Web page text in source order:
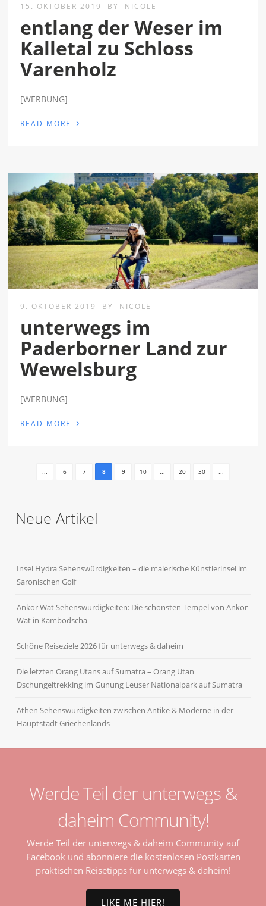
15. OKTOBER 2019 BY NICOLE
entlang der Weser im
Kalletal zu Schloss
Varenholz
[WERBUNG]
READ MORE ›
9. OKTOBER 2019 BY NICOLE
unterwegs im
Paderborner Land zur
Wewelsburg
[WERBUNG]
READ MORE ›
... 6 7 8 9 10 ... 20 30 ...
Neue Artikel
Insel Hydra Sehenswürdigkeiten – die malerische Künstlerinsel im
Saronischen Golf
Ankor Wat Sehenswürdigkeiten: Die schönsten Tempel von Ankor
Wat in Kambodscha
Schöne Reiseziele 2026 für unterwegs & daheim
Die letzten Orang Utans auf Sumatra – Orang Utan
Dschungeltrekking im Gunung Leuser Nationalpark auf Sumatra
Athen Sehenswürdigkeiten zwischen Antike & Moderne in der
Hauptstadt Griechenlands
Werde Teil der unterwegs &
daheim Community!
Werde Teil der unterwegs & daheim Community auf
Facebook und abonniere die kostenlosen Postkarten
praktischen Reisetipps für unterwegs & daheim!
LIKE ME HIER!